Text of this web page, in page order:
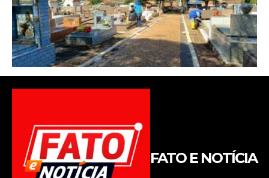
FATO E NOTÍCIA